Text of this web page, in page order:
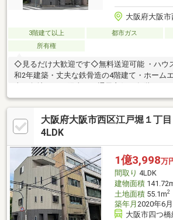
大阪府大阪市
3階建て以上 都市ガス
所有権
◇見るだけ大歓迎です◇無料送迎可能 ・ハウ
和2年建築・丈夫な鉄骨造の4階建て・ホーム
数線利用可でアクセス便利な立地・住環境良
環境◇レスポンスは迅速に◇交渉は全力です
「面倒だな」をフルサポート致します‐◇「と
「他社でローンを断られた」「他社の物件も
を省きたい」等お気軽にご連絡下さいませ。
大阪府大阪市西区江戸堀１丁
4LDK
1億3,998万
間取り 4LDK
建物面積
土地面積55.1m2
築年月 2020年6
大阪市四つ